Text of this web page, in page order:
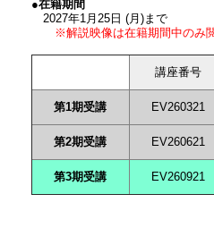
●在籍期間
2027年1月25日 (月)まで
※解説映像は在籍期間中のみ閲
講座番号
第1期受講 EV260321
第2期受講 EV260621
第3期受講 EV260921